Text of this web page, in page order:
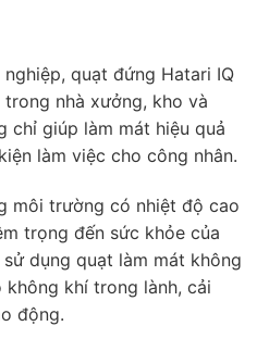
quạt đứng Hatari IQ
nhà xưởng, kho và
chỉ giúp làm mát hiệu quả
làm việc cho công nhân.
môi trường có nhiệt độ cao
trọng đến sức khỏe của
dụng quạt làm mát không
khí trong lành, cải
động.